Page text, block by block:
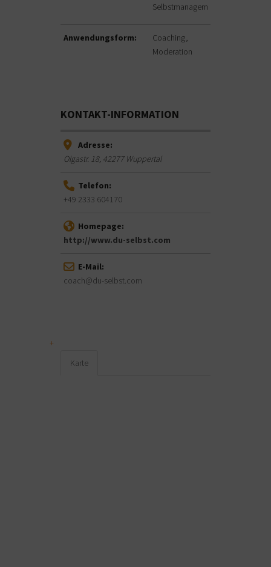
Selbstmanagement
Anwendungsform:
Coaching
Moderation
KONTAKT-INFORMATION
Adresse:
Olgastr. 18, 42277Wuppertal
Telefon:
+49 2333 604170
Homepage:
http://www.du-selbst.com
E-Mail:
coach@du-selbst.com
Karte